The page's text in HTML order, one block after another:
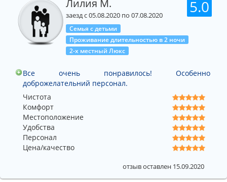
5.0
Лилия М.
заезд с 05.08.2020 по 07.08.2020
Семья с детьми
Проживание длительностью в 2 ночи
2-х местный Люкс
Все очень понравилось! Особенно
доброжелательний персонал.
Чистота
Комфорт
Местоположение
Удобства
Персонал
Цена/качество
отзыв оставлен 15.09.2020